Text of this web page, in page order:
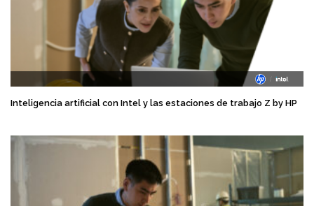
Inteligencia artificial con Intel y las estaciones de trabajo Z by HP